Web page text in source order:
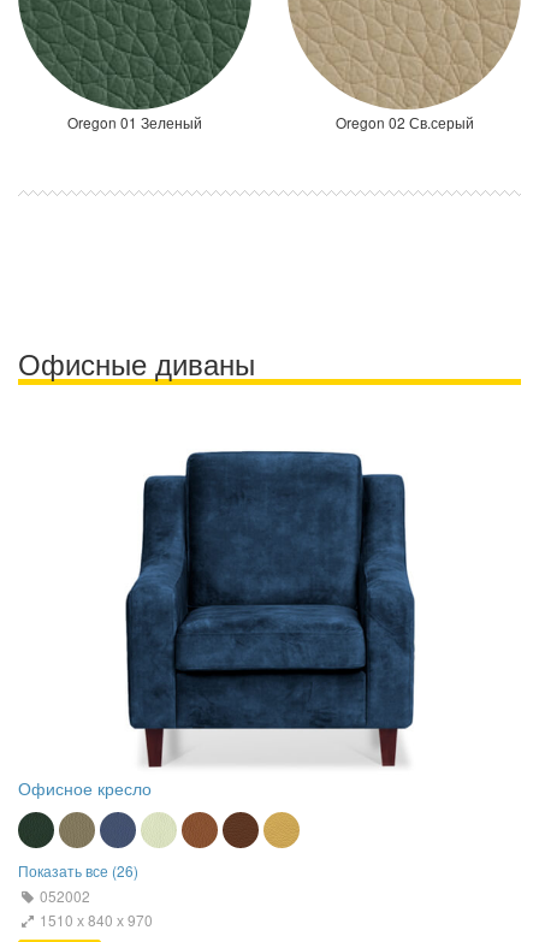
Oregon 01 Зеленый Oregon 02 Св.серый
Офисные диваны
Офисное кресло
Показать все (26)
052002
1510 х 840 х 970